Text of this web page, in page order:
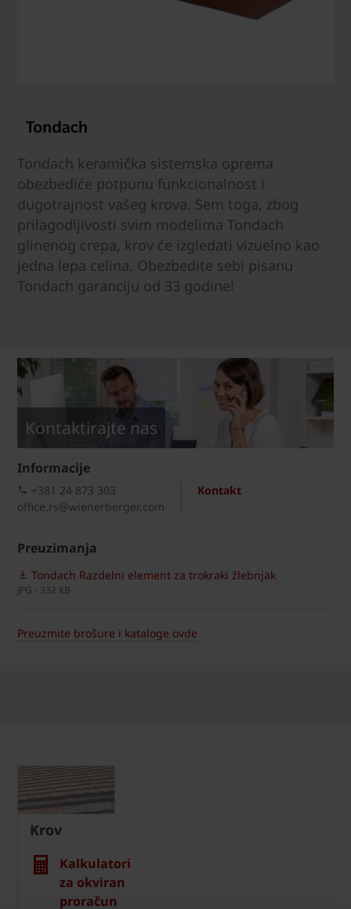
Tondach keramička sistemska oprema
obezbediće potpunu funkcionalnost i
dugotrajnost vašeg krova. Sem toga, zbog
prilagodljivosti svim modelima Tondach
glinenog crepa, krov će izgledati vizuelno kao
jedna lepa celina. Obezbedite sebi pisanu
Tondach garanciju od 33 godine!
Kontaktirajte nas
Informacije
Kontakt
+381 24 873 303
office.rs@wienerberger.com
Preuzimanja
Tondach Razdelni element za trokraki žlebnjak
JPG - 332 KB
Preuzmite brošure i kataloge ovde
Krov
Kalkulatori
za okviran
proračun